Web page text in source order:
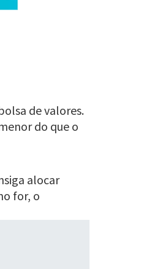
de valores.
do que o
alocar
for, o